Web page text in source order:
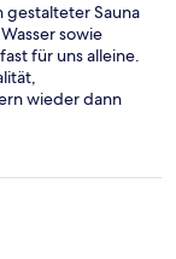
gestalteter Sauna
sowie
für uns alleine.
wieder dann
!